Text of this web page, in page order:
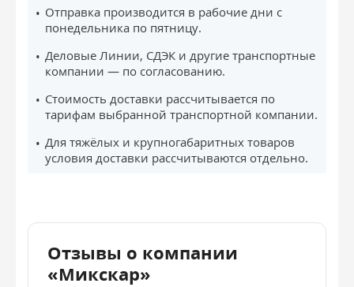
Отправка производится в рабочие дни с
понедельника по пятницу.
Деловые Линии, СДЭК и другие транспортные
компании — по согласованию.
Стоимость доставки рассчитывается по
тарифам выбранной транспортной компании.
Для тяжёлых и крупногабаритных товаров
условия доставки рассчитываются отдельно.
Отзывы о компании
«Микскар»